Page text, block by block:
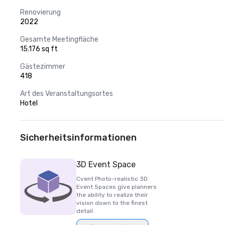
Renovierung
2022
Gesamte Meetingfläche
15.176 sq ft
Gästezimmer
418
Art des Veranstaltungsortes
Hotel
Sicherheitsinformationen
3D Event Space
Cvent Photo-realistic 3D
Event Spaces give planners
the ability to realize their
vision down to the finest
detail.